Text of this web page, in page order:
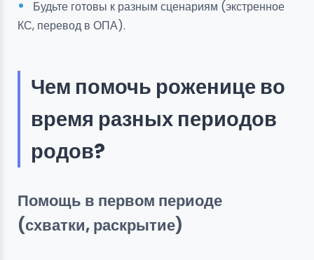
Будьте готовы к разным сценариям (экстренное
КС, перевод в ОПА).
Чем помочь роженице во
время разных периодов
родов?
Помощь в первом периоде
(схватки, раскрытие)